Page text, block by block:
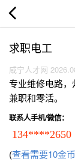
求职电工
咸宁人才网
专业维修电路，
兼职和零活。
联系人手机/微信：
134****2650
(查看需要10金币